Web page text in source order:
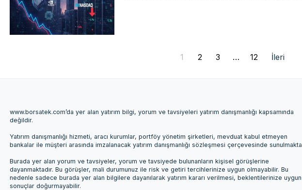
1 2 3 … 12 İleri
www.borsatek.com’da yer alan yatırım bilgi, yorum ve tavsiyeleri yatırım danışmanlığı kapsamında
değildir.
Yatırım danışmanlığı hizmeti, aracı kurumlar, portföy yönetim şirketleri, mevduat kabul etmeyen
bankalar ile müşteri arasında imzalanacak yatırım danışmanlığı sözleşmesi çerçevesinde
Burada yer alan yorum ve tavsiyeler, yorum ve tavsiyede bulunanların kişisel görüşlerine
dayanmaktadır. Bu görüşler, mali durumunuz ile risk ve getiri tercihlerinize uygun olmayabilir. Bu
nedenle sadece burada yer alan bilgilere dayanılarak yatırım kararı verilmesi, beklentilerinize uygun
sonuçlar doğurmayabilir.